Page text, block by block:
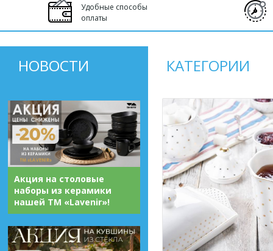
Удобные способы
оплаты
НОВОСТИ
Акция на столовые
наборы из керамики
нашей ТМ «Lavenir»!
КАТЕГОРИИ